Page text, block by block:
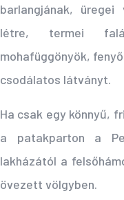
barlangjának,
létre, termei
mohafüggönyök,
csodálatos látványt.
Ha csak egy könnyű,
a patakparton a
lakházától a
övezett völgyben.